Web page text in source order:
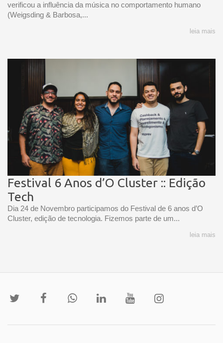
verificou a influência da música no comportamento humano
(Weigsding & Barbosa,...
leia mais
Festival 6 Anos d’O Cluster :: Edição
Tech
Dia 24 de Novembro participamos do Festival de 6 anos d’O
Cluster, edição de tecnologia. Fizemos parte de um...
leia mais